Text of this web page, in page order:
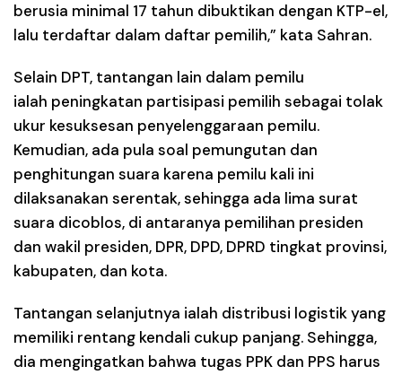
berusia minimal 17 tahun dibuktikan dengan KTP-el,
lalu terdaftar dalam daftar pemilih,” kata Sahran.
Selain DPT, tantangan lain dalam pemilu
ialah peningkatan partisipasi pemilih sebagai tolak
ukur kesuksesan penyelenggaraan pemilu.
Kemudian, ada pula soal pemungutan dan
penghitungan suara karena pemilu kali ini
dilaksanakan serentak, sehingga ada lima surat
suara dicoblos, di antaranya pemilihan presiden
dan wakil presiden, DPR, DPD, DPRD tingkat provinsi,
kabupaten, dan kota.
Tantangan selanjutnya ialah distribusi logistik yang
memiliki rentang kendali cukup panjang. Sehingga,
dia mengingatkan bahwa tugas PPK dan PPS harus